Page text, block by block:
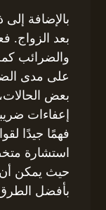
بالإضافة إلى
بعد الزواج.
والضرائب
على مدى
بعض
إعفاءات
فهمًا جيدًا
استشارة
حيث يمكن أن
بأفضل الطرق